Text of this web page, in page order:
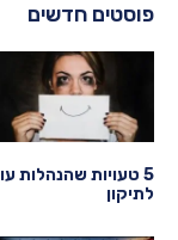
פוסטים חדשים
5 טעויות שהנהלות
לתיקון